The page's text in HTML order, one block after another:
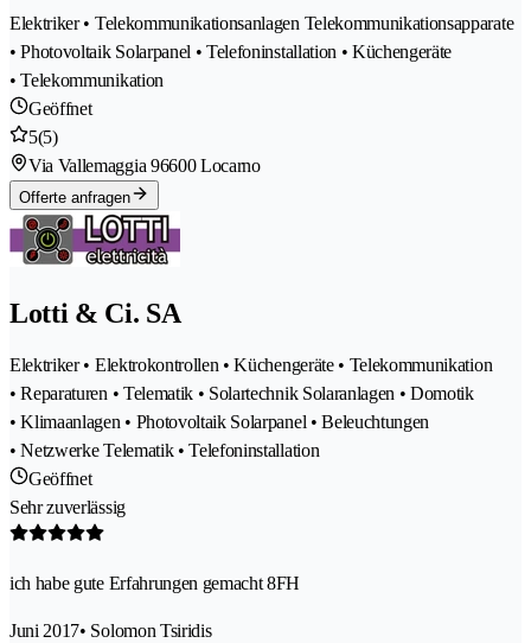
Elektriker • Telekommunikationsanlagen Telekommunikationsapparate
• Photovoltaik Solarpanel • Telefoninstallation • Küchengeräte
• Telekommunikation
Geöffnet
5(5)
Via Vallemaggia 96600 Locarno
Offerte anfragen
Lotti & Ci. SA
Elektriker • Elektrokontrollen • Küchengeräte • Telekommunikation
• Reparaturen • Telematik • Solartechnik Solaranlagen • Domotik
• Klimaanlagen • Photovoltaik Solarpanel • Beleuchtungen
• Netzwerke Telematik • Telefoninstallation
Geöffnet
Sehr zuverlässig
ich habe gute Erfahrungen gemacht 8FH
Juni 2017• Solomon Tsiridis